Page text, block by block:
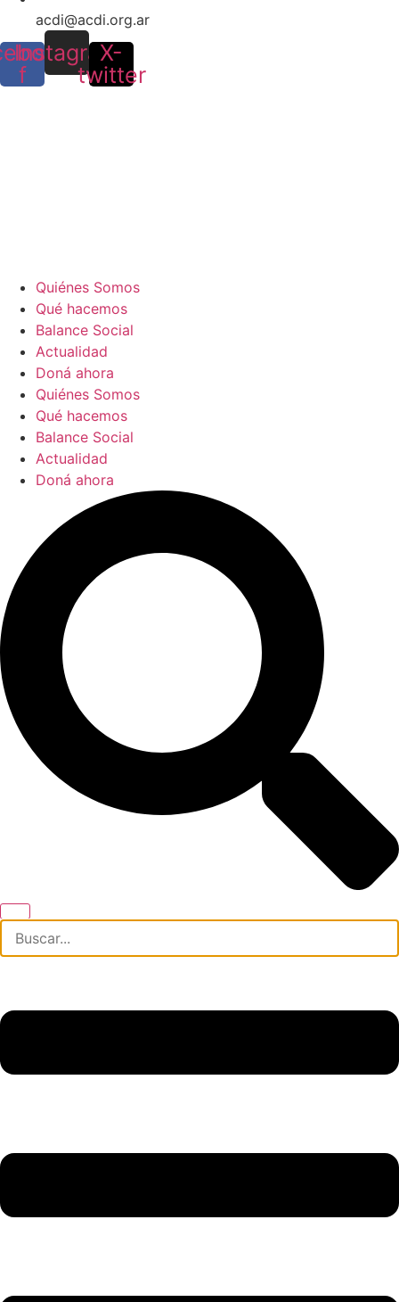
acdi@acdi.org.ar
f
Instagram
X-
twitter
Quiénes Somos
Qué hacemos
Balance Social
Actualidad
Doná ahora
Quiénes Somos
Qué hacemos
Balance Social
Actualidad
Doná ahora